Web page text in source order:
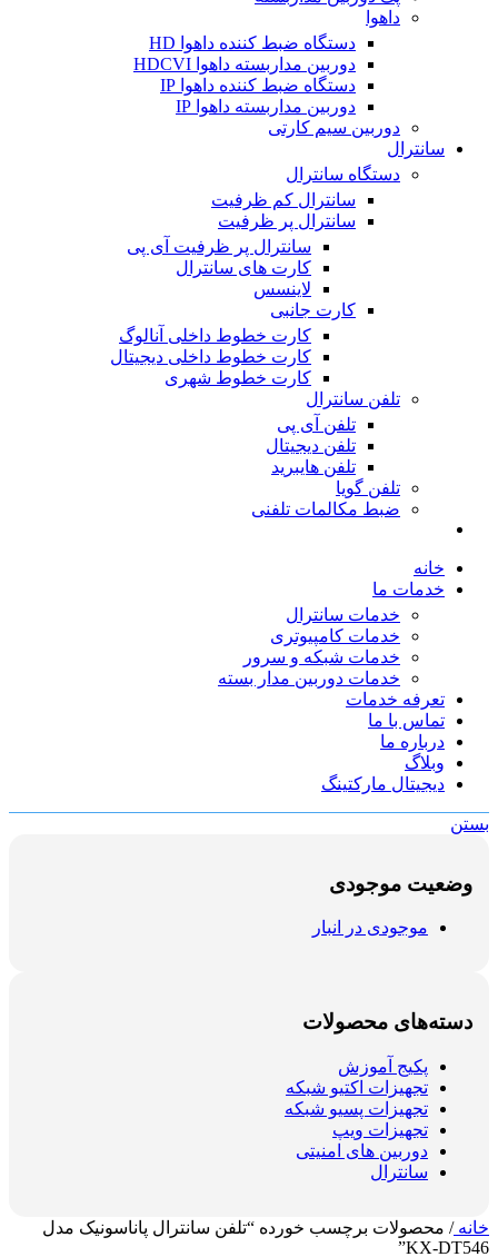
داهوا
دستگاه ضبط کننده داهوا HD
دوربین مداربسته داهوا HDCVI
دستگاه ضبط کننده داهوا IP
دوربین مداربسته داهوا IP
دوربین سیم کارتی
سانترال
دستگاه سانترال
سانترال کم ظرفیت
سانترال پر ظرفیت
سانترال پر ظرفیت آی پی
کارت های سانترال
لاینسس
کارت جانبی
کارت خطوط داخلی آنالوگ
کارت خطوط داخلی دیجیتال
کارت خطوط شهری
تلفن سانترال
تلفن آی پی
تلفن دیجیتال
تلفن هایبرید
تلفن گویا
ضبط مکالمات تلفنی
خانه
خدمات ما
خدمات سانترال
خدمات کامپیوتری
خدمات شبکه و سرور
خدمات دوربین مدار بسته
تعرفه خدمات
تماس با ما
درباره ما
وبلاگ
دیجیتال مارکتینگ
بستن
وضعیت موجودی
موجودی در انبار
دسته‌های محصولات
پکیج آموزش
تجهیزات اکتیو شبکه
تجهیزات پسیو شبکه
تجهیزات ویپ
دوربین های امنیتی
سانترال
خانه/ محصولات برچسب خورده “تلفن سانترال پاناسونیک مدل
KX-DT546”